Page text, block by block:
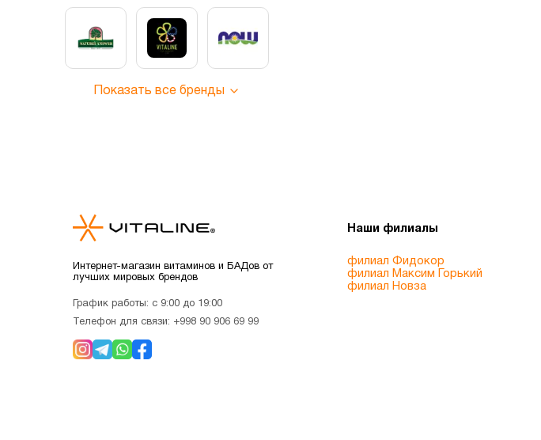
Показать все бренды
Интернет-магазин витаминов и БАДов от
лучших мировых брендов
График работы: с 9:00 до 19:00
Телефон для связи: +998 90 906 69 99
Наши филиалы
филиал Фидокор
филиал Максим Горький
филиал Новза